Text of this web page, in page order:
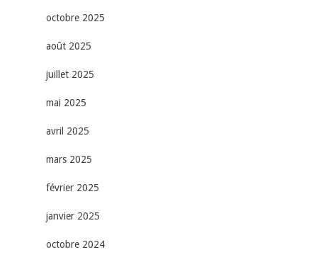
octobre 2025
août 2025
juillet 2025
mai 2025
avril 2025
mars 2025
février 2025
janvier 2025
octobre 2024